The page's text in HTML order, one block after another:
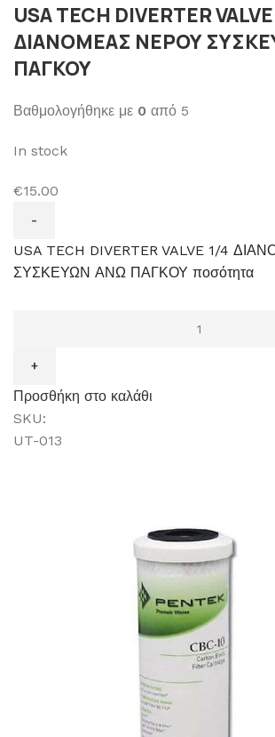
USA TECH DIVERTER
ΔΙΑΝΟΜΕΑΣ ΝΕΡΟΥ
ΠΑΓΚΟΥ
Βαθμολογήθηκε με 0 από 5
In stock
€15.00
USA TECH DIVERTER VALVE 1/4
ΣΥΣΚΕΥΩΝ ΑΝΩ ΠΑΓΚΟΥ ποσότητα
Προσθήκη στο καλάθι
SKU:
UT-013